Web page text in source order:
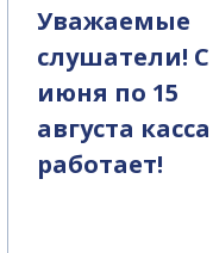
Уважаемые
слушатели! С
июня по 15
августа
работает!